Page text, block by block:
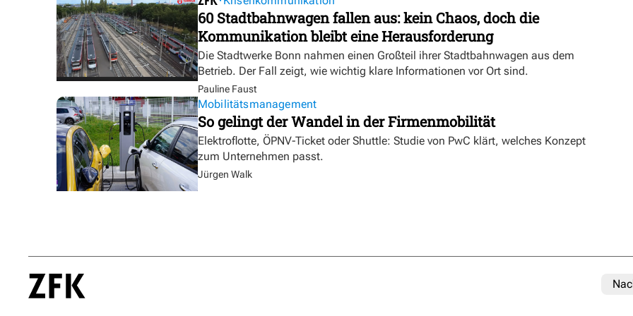
60 Stadtbahnwagen fallen aus: kein Chaos, doch die
Kommunikation bleibt eine Herausforderung
Die Stadtwerke Bonn nahmen einen Großteil ihrer Stadtbahnwagen aus dem
Betrieb. Der Fall zeigt, wie wichtig klare Informationen vor Ort sind.
Pauline Faust
Mobilitätsmanagement
So gelingt der Wandel in der Firmenmobilität
Elektroflotte, ÖPNV-Ticket oder Shuttle: Studie von PwC klärt, welches Konzept
zum Unternehmen passt.
Jürgen Walk